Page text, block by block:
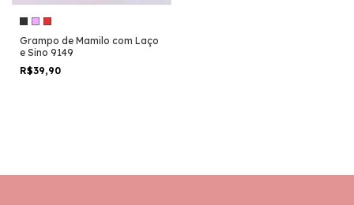
Grampo de Mamilo com Laço
e Sino 9149
R$39,90